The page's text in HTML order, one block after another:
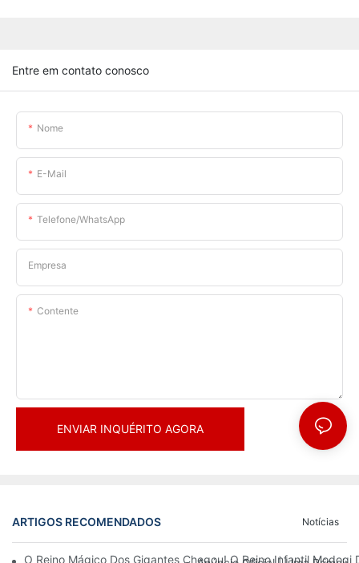
Entre em contato conosco
Nome
E-Mail
Telefone/WhatsApp
Empresa
Contente
ENVIAR INQUÉRITO AGORA
ARTIGOS RECOMENDADOS Notícias
O Reino Mágico Dos Gigantes Chegou! O Reino Infantil